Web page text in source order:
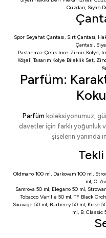
Cüzdan, Siyah
Spor Seyahat Çantası, Sırt Çantası,
Çantası,
Paslanmaz Çelik İnce Zincir Kolye,
Köşeli Tasarım Kolye Bileklik Set,
Parfüm:
Parfüm koleksiyonumuz;
davetler için farklı yoğunluk
şişelerin yanında
Oldmano 100 ml, Darkovam 100 ml,
ml, C.
Samrova 50 ml, Elegano 50 ml,
Tobacco Vanille 50 ml,TF Black
Sauvage 50 ml, Burberry 50 ml, Kirke
ml, B. Classic